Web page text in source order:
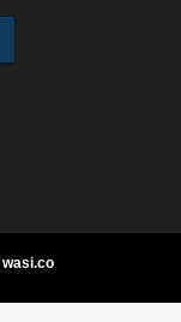
wasi.co